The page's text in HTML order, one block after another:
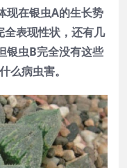
现在银虫A的生长势
全表现性状，还有几
银虫B完全没有这些
么病虫害。